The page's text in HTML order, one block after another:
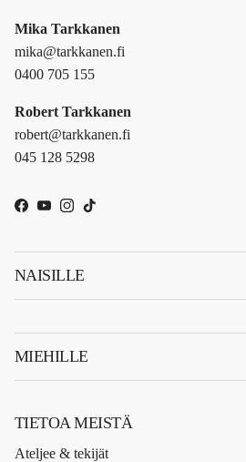
Mika Tarkkanen
mika@tarkkanen.fi
0400 705 155
Robert Tarkkanen
robert@tarkkanen.fi
045 128 5298
Facebook
YouTube
Instagram
TikTok
NAISILLE
MIEHILLE
TIETOA MEISTÄ
Ateljee & tekijät